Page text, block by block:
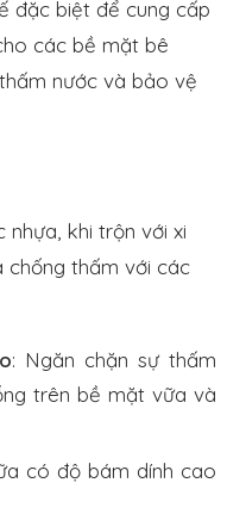
đặc biệt để cung cấp
các bề mặt bê
nước và bảo vệ
nhựa, khi trộn với xi
chống thấm với các
: Ngăn chặn sự thấm
trên bề mặt vữa và
có độ bám dính cao